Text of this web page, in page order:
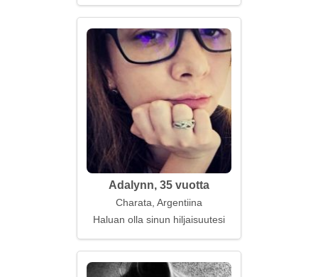
Adalynn, 35 vuotta
Charata, Argentiina
Haluan olla sinun hiljaisuutesi